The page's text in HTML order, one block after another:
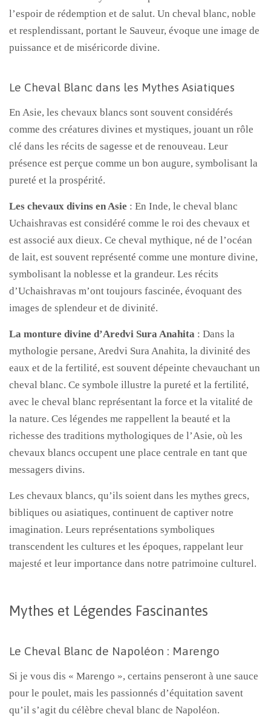
l’espoir de rédemption et de salut. Un cheval blanc, noble
et resplendissant, portant le Sauveur, évoque une image de
puissance et de miséricorde divine.
Le Cheval Blanc dans les Mythes Asiatiques
En Asie, les chevaux blancs sont souvent considérés
comme des créatures divines et mystiques, jouant un rôle
clé dans les récits de sagesse et de renouveau. Leur
présence est perçue comme un bon augure, symbolisant la
pureté et la prospérité.
Les chevaux divins en Asie : En Inde, le cheval blanc
Uchaishravas est considéré comme le roi des chevaux et
est associé aux dieux. Ce cheval mythique, né de l’océan
de lait, est souvent représenté comme une monture divine,
symbolisant la noblesse et la grandeur. Les récits
d’Uchaishravas m’ont toujours fascinée, évoquant des
images de splendeur et de divinité.
La monture divine d’Aredvi Sura Anahita : Dans la
mythologie persane, Aredvi Sura Anahita, la divinité des
eaux et de la fertilité, est souvent dépeinte chevauchant un
cheval blanc. Ce symbole illustre la pureté et la fertilité,
avec le cheval blanc représentant la force et la vitalité de
la nature. Ces légendes me rappellent la beauté et la
richesse des traditions mythologiques de l’Asie, où les
chevaux blancs occupent une place centrale en tant que
messagers divins.
Les chevaux blancs, qu’ils soient dans les mythes grecs,
bibliques ou asiatiques, continuent de captiver notre
imagination. Leurs représentations symboliques
transcendent les cultures et les époques, rappelant leur
majesté et leur importance dans notre patrimoine culturel.
Mythes et Légendes Fascinantes
Le Cheval Blanc de Napoléon : Marengo
Si je vous dis « Marengo », certains penseront à une sauce
pour le poulet, mais les passionnés d’équitation savent
qu’il s’agit du célèbre cheval blanc de Napoléon.